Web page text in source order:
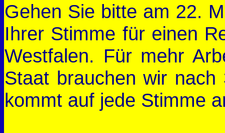
Gehen Sie bitte am 22.
Ihrer Stimme für einen
Westfalen. Für mehr
Staat brauchen wir
kommt auf jede Stimme